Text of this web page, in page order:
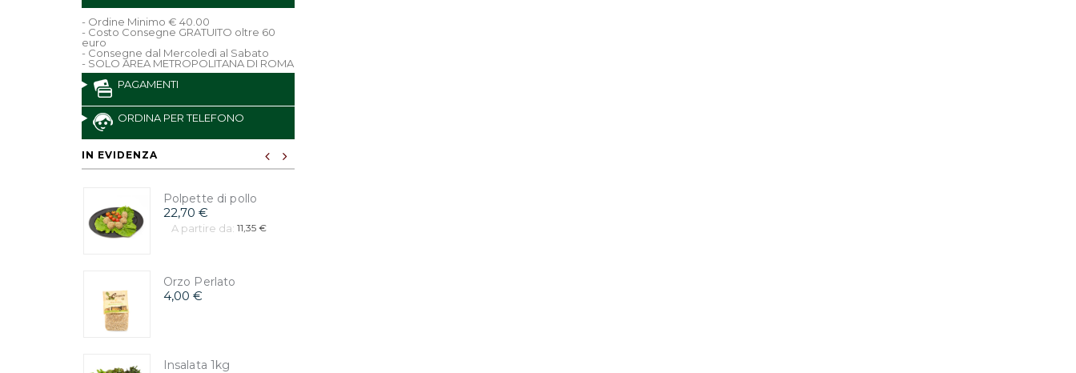
- Ordine Minimo € 40.00
- Costo Consegne GRATUITO oltre 60
euro
- Consegne dal Mercoledì al Sabato
- SOLO AREA METROPOLITANA DI ROMA
PAGAMENTI
ORDINA PER TELEFONO
IN EVIDENZA
Polpette di pollo
22,70 €
A partire da: 11,35 €
Orzo Perlato
4,00 €
Insalata 1kg